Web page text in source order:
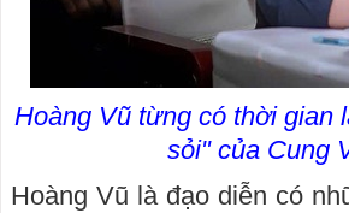
Hoàng Vũ từng có thời gian
sỏi" của Cung
Hoàng Vũ là đạo diễn có